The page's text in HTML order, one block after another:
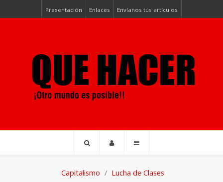
Presentación Enlaces Envíanos tús artículos
Capitalismo Lucha de Clases